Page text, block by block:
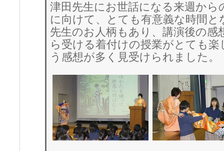
津田先生にお世話になる来週から
に向けて、とても有意義な時間と
先生のお人柄もあり、講演後の感
ら受ける着付けの授業がとても
う感想が多く見受けられました。